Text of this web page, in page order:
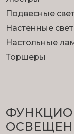
Подвесные
Настенные
Настольные
Торшеры